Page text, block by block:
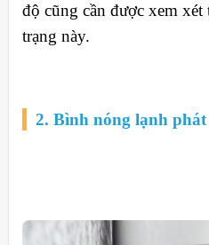
độ cũng cần được xem
trạng này.
2. Bình nóng lạnh